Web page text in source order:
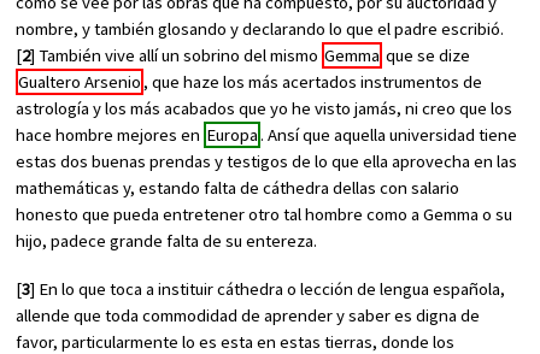
nombre, y también glosando y declarando lo que el padre escribió.
[2] También vive allí un sobrino del mismo Gemma que se dize
Gualtero Arsenio , que haze los más acertados instrumentos de
astrología y los más acabados que yo he visto jamás, ni creo que los
hace hombre mejores en Europa . Ansí que aquella universidad tiene
estas dos buenas prendas y testigos de lo que ella aprovecha en las
mathemáticas y, estando falta de cáthedra dellas con salario
honesto que pueda entretener otro tal hombre como a Gemma o su
hijo, padece grande falta de su entereza.
[3] En lo que toca a instituir cáthedra o lección de lengua española,
allende que toda commodidad de aprender y saber es digna de
favor, particularmente lo es esta en estas tierras, donde los